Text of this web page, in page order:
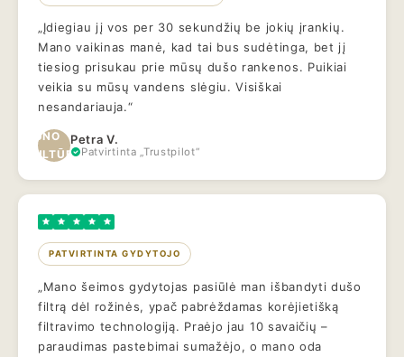
„Įdiegiau jį vos per 30 sekundžių be jokių įrankių.
Mano vaikinas manė, kad tai bus sudėtinga, bet jį
tiesiog prisukau prie mūsų dušo rankenos. Puikiai
veikia su mūsų vandens slėgiu. Visiškai
nesandariauja.“
KŪNO
KULTŪRA
Petra V.
Patvirtinta „Trustpilot“
PATVIRTINTA GYDYTOJO
„Mano šeimos gydytojas pasiūlė man išbandyti dušo
filtrą dėl rožinės, ypač pabrėždamas korėjietišką
filtravimo technologiją. Praėjo jau 10 savaičių –
paraudimas pastebimai sumažėjo, o mano oda